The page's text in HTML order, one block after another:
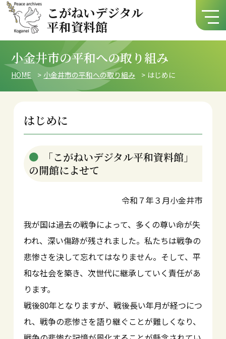
こがねいデジタル
平和資料館
小金井市の平和への取り組み
HOME 小金井市の平和への取り組み はじめに
はじめに
「こがねいデジタル平和資料館」
の開館によせて
令和７年３月小金井市
我が国は過去の戦争によって、多くの尊い命が失
われ、深い傷跡が残されました。私たちは戦争の
悲惨さを決して忘れてはなりません。そして、平
和な社会を築き、次世代に継承していく責任があ
ります。
戦後80年となりますが、戦後長い年月が経つにつ
れ、戦争の悲惨さを語り継ぐことが難しくなり、